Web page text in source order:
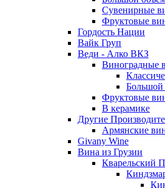
Сувенирные
Фруктовые
Гордость Нации
Вайк Груп
Веди - Алко ВКЗ
Виноградные
Большой
Фруктовые
В керамике
Другие
Армянские
Givany Wine
Вина из Грузии
Кварельский